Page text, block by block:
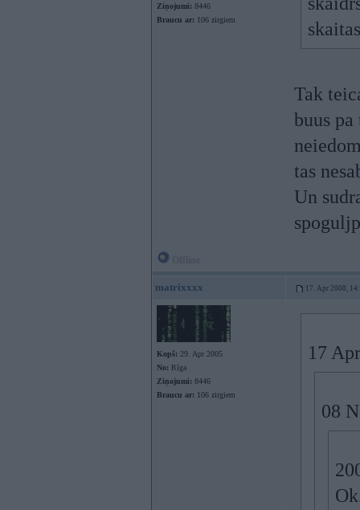
Ziņojumi: 8446
Braucu ar: 106 zirgiem
Tak
buus
tas
Un
matrixxxx 17. Apr 2008,
Kopš: 29. Apr 2005
No: Rīga
Ziņojumi: 8446
Braucu ar: 106 zirgiem
17
08